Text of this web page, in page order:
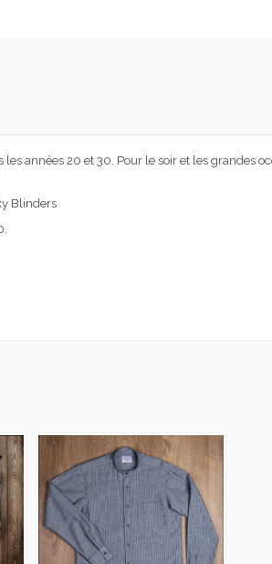
années 20 et 30. Pour le soir et les grandes
Blinders